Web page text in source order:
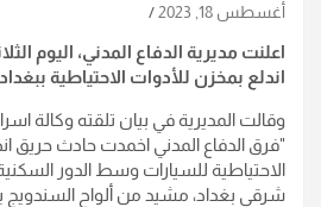
أغسطس 18, 2023
اعلنت مديرية الدفاع المدني، اليوم
اندلع بمخزن للأدوات الاحتياطية
وقالت المديرية في بيان تلقته وكالة
"فرق الدفاع المدني اخمدت حادث حريق
الاحتياطية للسيارات وسط الدور
شرقي بغداد، مشيد من ألواح السندويج